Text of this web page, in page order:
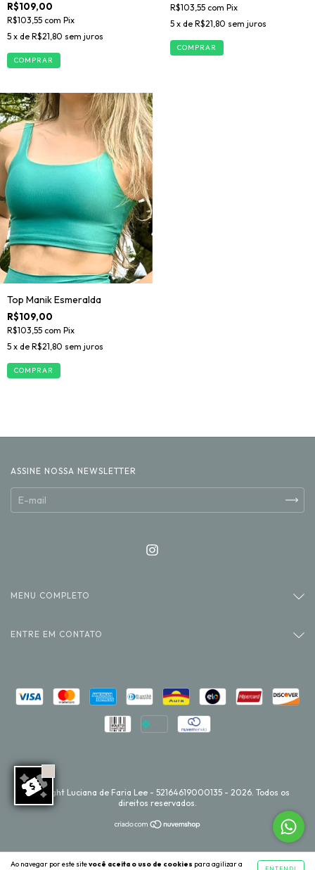
Ao navegar por este sitevocê aceita o uso de cookies para agilizar a
ENTENDI
R$109,00
R$103,55 com Pix
5 x de R$21,80 sem juros
COMPRAR
R$103,55 com Pix
5 x de R$21,80 sem juros
COMPRAR
Top Manik Esmeralda
R$109,00
R$103,55 com Pix
5 x de R$21,80 sem juros
COMPRAR
ASSINE NOSSA NEWSLETTER
MENU COMPLETO
ENTRE EM CONTATO
Copyright Luciana de Faria Lee - 52164619000135 - 2026. Todos os
direitos reservados.